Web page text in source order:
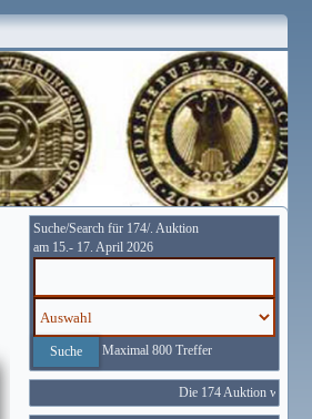
Suche/Search für 174/. Auktion
am 15.- 17. April 2026
Maximal 800 Treffer
Die 174 Auktion wird